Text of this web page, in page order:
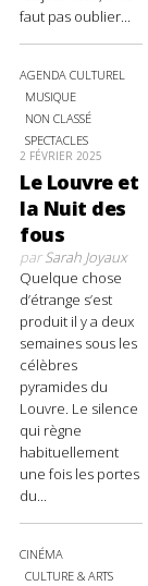
faut pas oublier...
AGENDA CULTUREL
MUSIQUE
NON CLASSÉ
SPECTACLES
2 FÉVRIER 2025
Le Louvre et
la Nuit des
fous
parSarah Joyaux
Quelque chose
d’étrange s’est
produit il y a deux
semaines sous les
célèbres
pyramides du
Louvre. Le silence
qui règne
habituellement
une fois les portes
du...
CINÉMA
CULTURE & ARTS